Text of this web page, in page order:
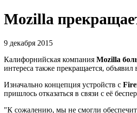
Mozilla
9 декабря 2015
Калифорнийская компания Mozilla
интереса также прекращается,
Изначально концепция устройств с
пришлось отказаться в связи с её
"К сожалению, мы не смогли